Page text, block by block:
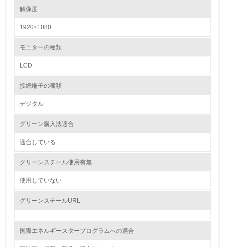
環境取り組み体制と成果を定期的に検証して次の活動に活
境対策を理解し、実践している
環境活動に関する規格やプログラムを導入している
第三者認証を取得している
解像度
1920×1080
モニターの種類
LCD
接続端子の種類
デジタル
グリーン購入法適合
適合している
グリーンスチール使用有無
使用していない
グリーンスチールURL
国際エネルギースタープログラムへの適合